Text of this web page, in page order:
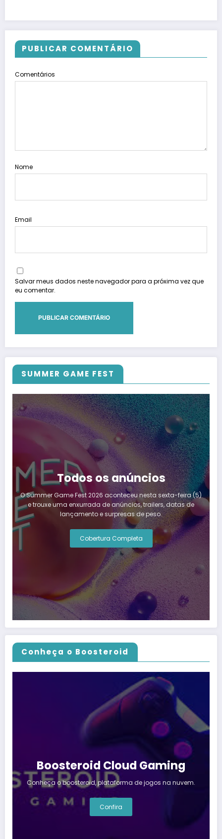
PUBLICAR COMENTÁRIO
Comentários
Nome
Email
Salvar meus dados neste navegador para a próxima vez que
eu comentar.
SUMMER GAME FEST
Todos os anúncios
O Summer Game Fest 2026 aconteceu nesta sexta-feira (5)
e trouxe uma enxurrada de anúncios, trailers, datas de
lançamento e surpresas de peso.
Cobertura Completa
Conheça o Boosteroid
Boosteroid Cloud Gaming
Conheça o boosteroid, plataforma de jogos na nuvem.
Confira